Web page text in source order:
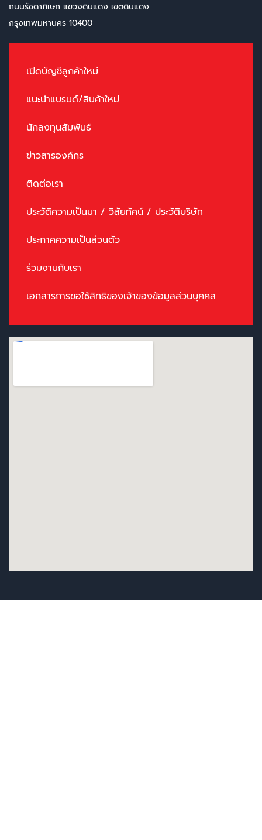
ถนนรัชดาภิเษก แขวงดินแดง เขตดินแดง
กรุงเทพมหานคร 10400
เปิดบัญชีลูกค้าใหม่
แนะนำแบรนด์/สินค้าใหม่
นักลงทุนสัมพันธ์
ข่าวสารองค์กร
ติดต่อเรา
ประวัติความเป็นมา / วิสัยทัศน์ / ประวัติบริษัท
ประกาศความเป็นส่วนตัว
ร่วมงานกับเรา
เอกสารการขอใช้สิทธิของเจ้าของข้อมูลส่วนบุคคล